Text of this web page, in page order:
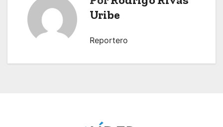
Uribe
Reportero